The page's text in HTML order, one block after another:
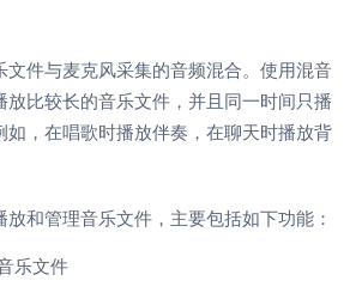
文件与麦克风采集的音频混合。使用混音
放比较长的音乐文件，并且同一时间只播
如，在唱歌时播放伴奏，在聊天时播放背
和管理音乐文件，主要包括如下功能：
乐文件